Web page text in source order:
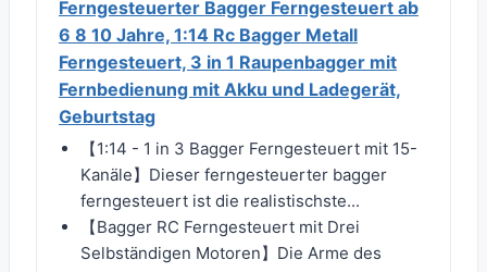
Ferngesteuerter Bagger Ferngesteuert ab
6 8 10 Jahre, 1:14 Rc Bagger Metall
Ferngesteuert, 3 in 1 Raupenbagger mit
Fernbedienung mit Akku und Ladegerät,
Geburtstag
【1:14 - 1 in 3 Bagger Ferngesteuert mit 15-
Kanäle】Dieser ferngesteuerter bagger
ferngesteuert ist die realistischste...
【Bagger RC Ferngesteuert mit Drei
Selbständigen Motoren】Die Arme des